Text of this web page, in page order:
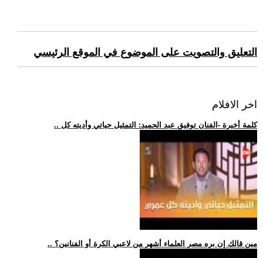
التعليق والتصويت على الموضوع في الموقع الرئيسي
اخر الافلام
.. كلمة أخيرة -الفنان توفيق عبد الحميد: التمثيل حياتي وأديته كل
.. مين قالك إن بره مصر العلماء أشهر من لاعبي الكرة أو الفنانين؟